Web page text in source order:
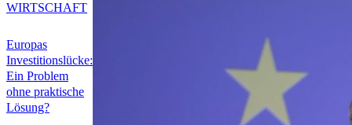
Europas
Investitionslücke:
Ein Problem
ohne praktische
Lösung?
WIRTSCHAFT